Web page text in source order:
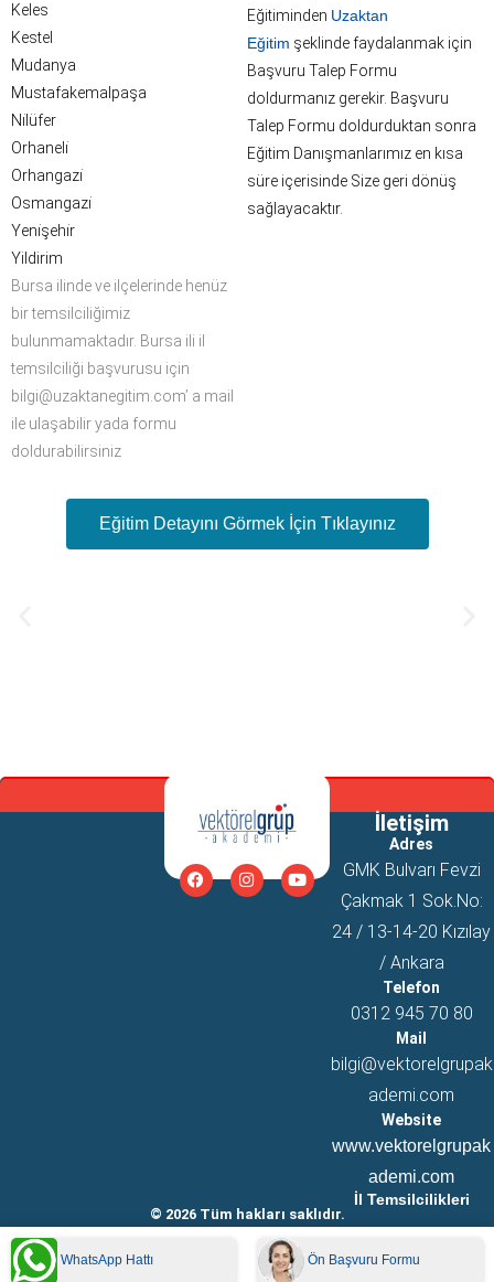
WhatsApp Hattı Ön Başvuru Formu
Keles
Kestel
Mudanya
Mustafakemalpaşa
Ni̇lüfer
Orhaneli̇
Orhangazi̇
Osmangazi̇
Yeni̇şehi̇r
Yildirim
Bursa ilinde ve ilçelerinde henüz
bir temsilciliğimiz
bulunmamaktadır. Bursa ili il
temsilciliği başvurusu için
bilgi@uzaktanegitim.com’ a mail
ile ulaşabilir yada formu
doldurabilirsiniz
Eğitiminden Uzaktan
Eğitim şeklinde faydalanmak için
Başvuru Talep Formu
doldurmanız gerekir. Başvuru
Talep Formu doldurduktan sonra
Eğitim Danışmanlarımız en kısa
süre içerisinde Size geri dönüş
sağlayacaktır.
Eğitim Detayını Görmek İçin Tıklayınız
İletişim
Adres
GMK Bulvarı Fevzi
Çakmak 1 Sok.No:
24 / 13-14-20 Kızılay
/ Ankara
Telefon
0312 945 70 80
Mail
bilgi@vektorelgrupak
ademi.com
Website
www.vektorelgrupak
ademi.com
İl Temsilcilikleri
© 2026 Tüm hakları saklıdır.